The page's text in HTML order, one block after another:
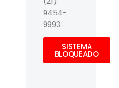
9454-
9993
SISTEMA
BLOQUEADO